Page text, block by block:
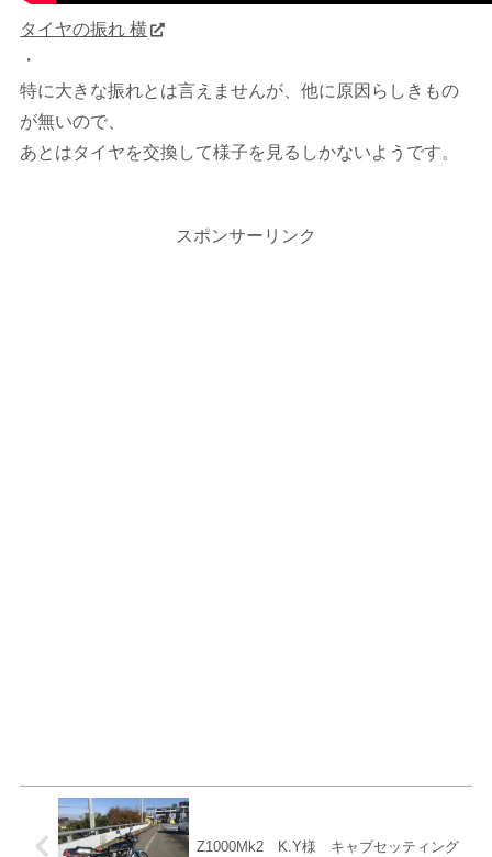
タイヤの振れ 横
・
特に大きな振れとは言えませんが、他に原因らしきもの
が無いので、
あとはタイヤを交換して様子を見るしかないようです。
スポンサーリンク
Z1000Mk2 K.Y様 キャブセッティング